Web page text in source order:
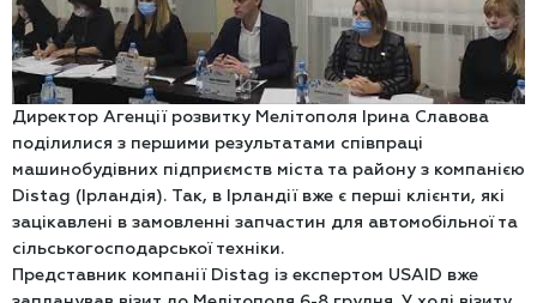
Директор Агенції розвитку Мелітополя Ірина Славова
поділилися з першими результатами співпраці
машинобудівних підприємств міста та району з компанією
Distag (Ірландія). Так, в Ірландії вже є перші клієнти, які
зацікавлені в замовленні запчастин для автомобільної та
сільськогосподарської техніки.
Представник компанії Distag із експертом USAID вже